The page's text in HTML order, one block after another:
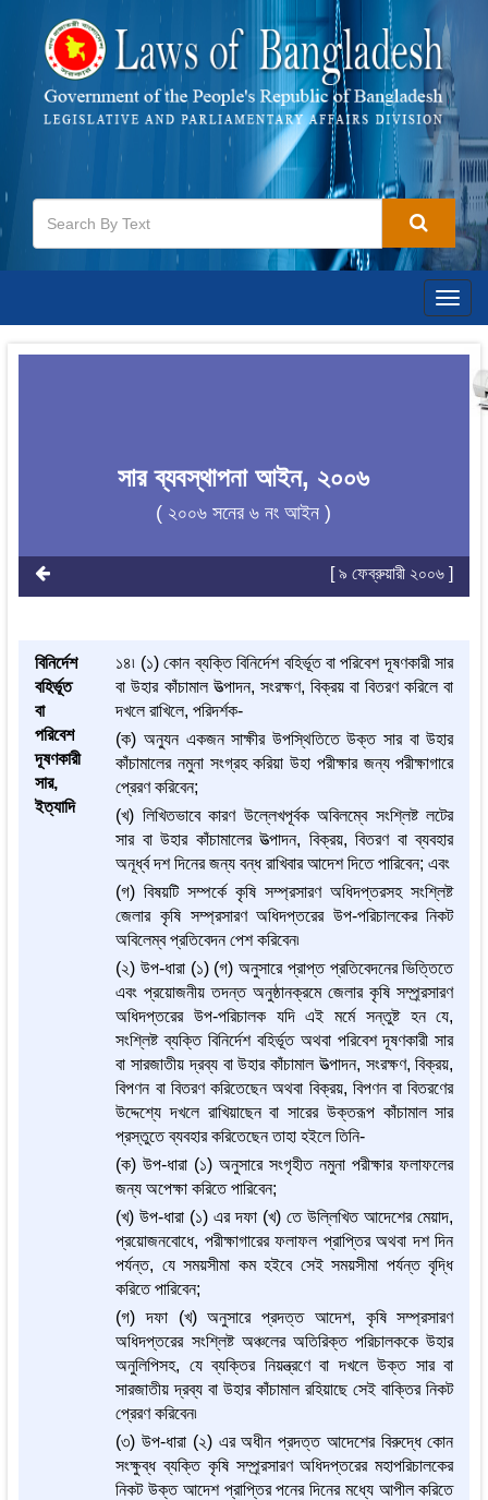
সার ব্যবস্থাপনা আইন, ২০০৬
( ২০০৬ সনের ৬ নং আইন )
[ ৯ ফেব্রুয়ারী ২০০৬ ]
বিনির্দেশ
বহির্ভূত
বা
পরিবেশ
দূষণকারী
সার,
ইত্যাদি
১৪৷ (১) কোন ব্যক্তি বিনির্দেশ বহির্ভূত বা পরিবেশ দূষণকারী সার
বা উহার কাঁচামাল উত্পাদন, সংরক্ষণ, বিক্রয় বা বিতরণ করিলে বা
দখলে রাখিলে, পরিদর্শক-
(ক) অন্যুন একজন সাক্ষীর উপস্থিতিতে উক্ত সার বা উহার
কাঁচামালের নমুনা সংগ্রহ করিয়া উহা পরীক্ষার জন্য পরীক্ষাগারে
প্রেরণ করিবেন;
(খ) লিখিতভাবে কারণ উল্লেখপূর্বক অবিলম্বে সংশ্লিষ্ট লটের
সার বা উহার কাঁচামালের উত্পাদন, বিক্রয়, বিতরণ বা ব্যবহার
অনূর্ধ্ব দশ দিনের জন্য বন্ধ রাখিবার আদেশ দিতে পারিবেন; এবং
(গ) বিষয়টি সম্পর্কে কৃষি সম্প্রসারণ অধিদপ্তরসহ সংশ্লিষ্ট
জেলার কৃষি সম্প্রসারণ অধিদপ্তরের উপ-পরিচালকের নিকট
অবিলেম্ব প্রতিবেদন পেশ করিবেন৷
(২) উপ-ধারা (১) (গ) অনুসারে প্রাপ্ত প্রতিবেদনের ভিত্তিতে
এবং প্রয়োজনীয় তদন্ত অনুষ্ঠানক্রমে জেলার কৃষি সম্প্র্রসারণ
অধিদপ্তরের উপ-পরিচালক যদি এই মর্মে সন্তুষ্ট হন যে,
সংশ্লিষ্ট ব্যক্তি বিনির্দেশ বহির্ভূত অথবা পরিবেশ দূষণকারী সার
বা সারজাতীয় দ্রব্য বা উহার কাঁচামাল উত্পাদন, সংরক্ষণ, বিক্রয়,
বিপণন বা বিতরণ করিতেছেন অথবা বিক্রয়, বিপণন বা বিতরণের
উদ্দেশ্যে দখলে রাখিয়াছেন বা সারের উক্তরূপ কাঁচামাল সার
প্রস্তুতে ব্যবহার করিতেছেন তাহা হইলে তিনি-
(ক) উপ-ধারা (১) অনুসারে সংগৃহীত নমুনা পরীক্ষার ফলাফলের
জন্য অপেক্ষা করিতে পারিবেন;
(খ) উপ-ধারা (১) এর দফা (খ) তে উল্লিখিত আদেশের মেয়াদ,
প্রয়োজনবোধে, পরীক্ষাগারের ফলাফল প্রাপ্তির অথবা দশ দিন
পর্যন্ত, যে সময়সীমা কম হইবে সেই সময়সীমা পর্যন্ত বৃদ্ধি
করিতে পারিবেন;
(গ) দফা (খ) অনুসারে প্রদত্ত আদেশ, কৃষি সম্প্রসারণ
অধিদপ্তরের সংশ্লিষ্ট অঞ্চলের অতিরিক্ত পরিচালককে উহার
অনুলিপিসহ, যে ব্যক্তির নিয়ন্ত্রণে বা দখলে উক্ত সার বা
সারজাতীয় দ্রব্য বা উহার কাঁচামাল রহিয়াছে সেই বাক্তির নিকট
প্রেরণ করিবেন৷
(৩) উপ-ধারা (২) এর অধীন প্রদত্ত আদেশের বিরুদ্ধে কোন
সংক্ষুব্ধ ব্যক্তি কৃষি সম্প্র্রসারণ অধিদপ্তরের মহাপরিচালকের
নিকট উক্ত আদেশ প্রাপ্তির পনের দিনের মধ্যে আপীল করিতে